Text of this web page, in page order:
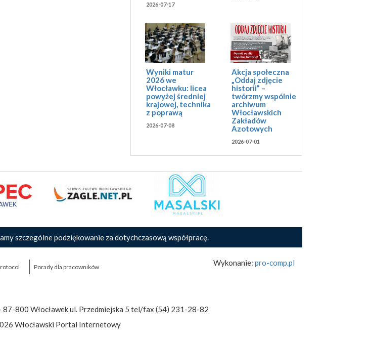
2026-07-17
Wyniki matur
2026 we
Włocławku: licea
powyżej średniej
krajowej, technika
z poprawą
2026-07-08
Akcja społeczna
„Oddaj zdjęcie
historii” –
twórzmy wspólnie
archiwum
Włocławskich
Zakładów
Azotowych
2026-07-01
szczególne podziękowanie za dotychczasową współpracę.
Wykonanie: pro-comp.pl
Porady dla pracowników
800 Włocławek ul. Przedmiejska 5 tel/fax (54) 231-28-82
Włocławski Portal Internetowy